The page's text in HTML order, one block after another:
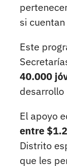
si cuentan
Este
40.000
desarrollo
El apoyo
entre
Distrito
que les